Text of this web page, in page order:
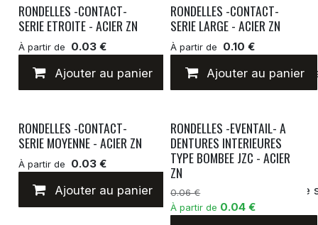
RONDELLES -CONTACT-
SERIE ETROITE - ACIER ZN
À partir de 0.03 €
Ajouter au panier Ajouter à la liste de
RONDELLES -CONTACT-
SERIE LARGE - ACIER ZN
À partir de 0.10 €
Ajouter au panier
RONDELLES -CONTACT-
SERIE MOYENNE - ACIER ZN
À partir de 0.03 €
Ajouter au panier Ajouter à la liste de
RONDELLES -EVENTAIL- A
DENTURES INTERIEURES
TYPE BOMBEE JZC - ACIER
ZN
0.06 €
À partir de 0.04 €